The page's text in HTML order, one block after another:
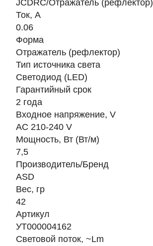
JCDRC/Отражатель (рефлектор)
Ток, A
0.06
Форма
Отражатель (рефлектор)
Тип источника света
Светодиод (LED)
Гарантийный срок
2 года
Входное напряжение, V
AC 210-240 V
Мощность, Вт (Вт/м)
7,5
Производитель/Бренд
ASD
Вес, гр
42
Артикул
УТ000004162
Световой поток, ~Lm